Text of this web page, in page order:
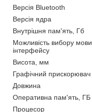
Версія Bluetooth
Версія ядра
Внутрішня пам'ять, Гб
Можливість вибору мови
інтерфейсу
Висота, мм
Графічний прискорювач
Довжина
Оперативна пам'ять, ГБ
Процесор